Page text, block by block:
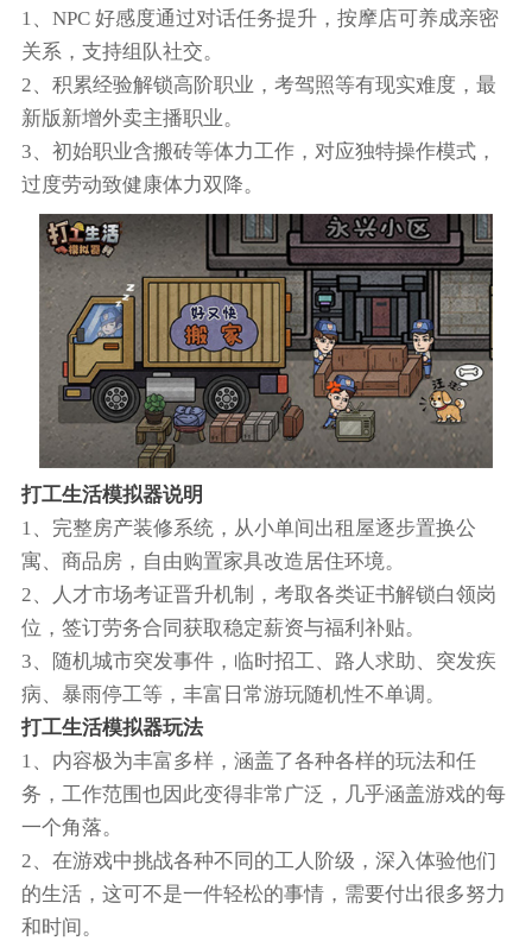
1、NPC 好感度通过对话任务提升，按摩店可养成亲密
关系，支持组队社交​。
2、积累经验解锁高阶职业，考驾照等有现实难度，最
新版新增外卖主播职业​。
3、初始职业含搬砖等体力工作，对应独特操作模式，
过度劳动致健康体力双降​。
打工生活模拟器说明
1、完整房产装修系统，从小单间出租屋逐步置换公
寓、商品房，自由购置家具改造居住环境。
2、人才市场考证晋升机制，考取各类证书解锁白领岗
位，签订劳务合同获取稳定薪资与福利补贴。
3、随机城市突发事件，临时招工、路人求助、突发疾
病、暴雨停工等，丰富日常游玩随机性不单调。
打工生活模拟器玩法
1、内容极为丰富多样，涵盖了各种各样的玩法和任
务，工作范围也因此变得非常广泛，几乎涵盖游戏的每
一个角落。
2、在游戏中挑战各种不同的工人阶级，深入体验他们
的生活，这可不是一件轻松的事情，需要付出很多努力
和时间。